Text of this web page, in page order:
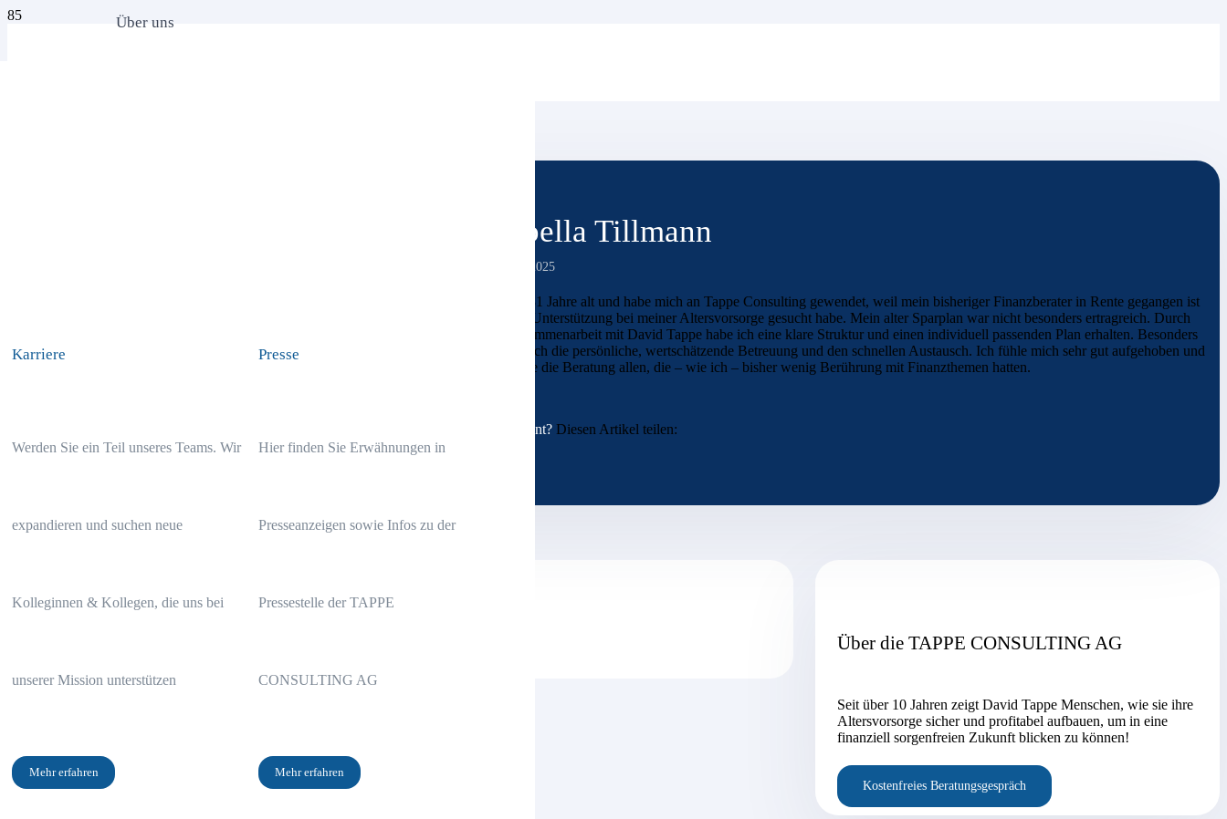
Über uns
Karriere
Werden Sie ein Teil unseres Teams. Wir
expandieren und suchen neue
Kolleginnen & Kollegen, die uns bei
unserer Mission unterstützen
Mehr erfahren
Presse
Hier finden Sie Erwähnungen in
Presseanzeigen sowie Infos zu der
Pressestelle der TAPPE
CONSULTING AG
Mehr erfahren
Isabella Tillmann
17. Juni 2025
Ich bin 31 Jahre alt und habe mich an Tappe Consulting gewendet, weil mein bisheriger Finanzberater in Rente gegangen ist
und ich Unterstützung bei meiner Altersvorsorge gesucht habe. Mein alter Sparplan war nicht besonders ertragreich. Durch
die Zusammenarbeit mit David Tappe habe ich eine klare Struktur und einen individuell passenden Plan erhalten. Besonders
schätze ich die persönliche, wertschätzende Betreuung und den schnellen Austausch. Ich fühle mich sehr gut aufgehoben und
empfehle die Beratung allen, die – wie ich – bisher wenig Berührung mit Finanzthemen hatten.
Interessant?Diesen Artikel teilen:
Über die TAPPE CONSULTING AG
Seit über 10 Jahren zeigt David Tappe Menschen, wie sie ihre
Altersvorsorge sicher und profitabel aufbauen, um in eine
finanziell sorgenfreien Zukunft blicken zu können!
Kostenfreies Beratungsgespräch